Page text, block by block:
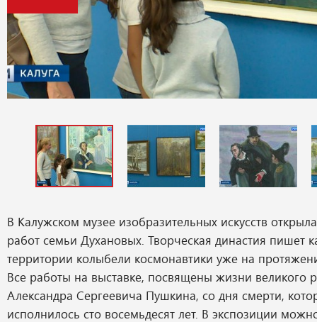
В Калужском музее изобразительных искусств
работ семьи Духановых. Творческая династия пишет
территории колыбели космонавтики уже на
Все работы на выставке, посвящены жизни великого
Александра Сергеевича Пушкина, со дня смерти,
исполнилось сто восемьдесят лет. В экспозиции